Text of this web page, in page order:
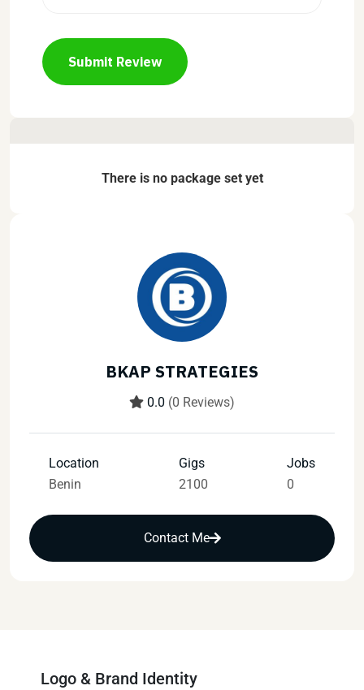
Submit Review
There is no package set yet
BKAP STRATEGIES
0.0 (0 Reviews)
Location
Benin
Gigs
2100
Jobs
0
Contact Me
Logo & Brand Identity